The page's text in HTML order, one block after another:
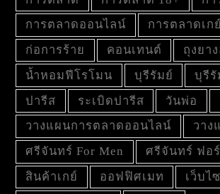
การตลาดออนไลน์
การตลาดเกย์
ก่อการร้าย
คอนเทนต์
ถุงยา
น้ำหอมฟีโรโมน
บุรีรัมย์
บุรีรั
ปารีส
ระเบิดปารีส วันพ่อ
วางแผนการตลาดออนไลน์
วาง
ศรีจันทร์ For Men
ศรีจันทร์ ฟอ
สินค้าเกย์
ออฟฟิศเมท
เว็บไ